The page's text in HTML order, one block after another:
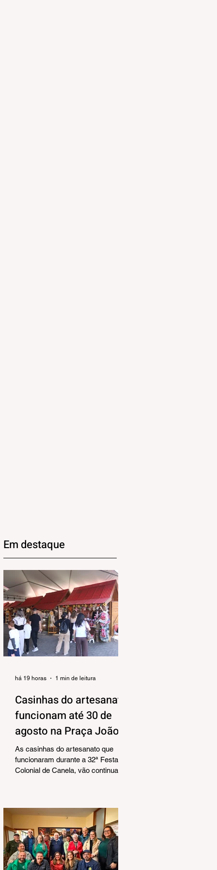
Em destaque
Casinhas do artesanato
funcionam até 30 de
agosto na Praça João
Corrêa
As casinhas do artesanato que
funcionaram durante a 32ª Festa
Colonial de Canela, vão continuar
Secretaria Municipal de Turismo e
Cultura, a pedido dos próprios
artesãos, a estrutura seguirá
montada para aproveitar a
movimentação da cidade durante a
Temporada de Inverno, que também
há 19 horas 1 min de leitura